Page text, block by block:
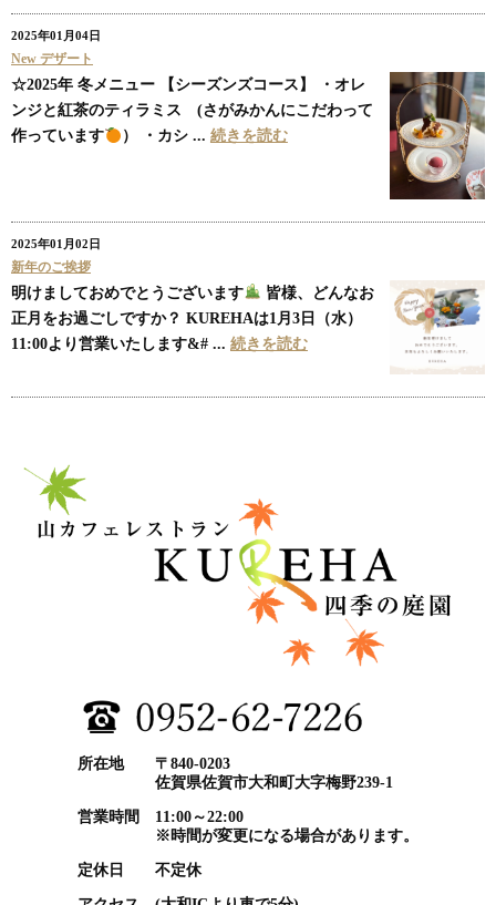
2025年01月04日
New デザート
☆2025年 冬メニュー 【シーズンズコース】 ・オレ
ンジと紅茶のティラミス (さがみかんにこだわって
作っています
） ・カシ ... 続きを読む
2025年01月02日
新年のご挨拶
明けましておめでとうございます
皆様、どんなお
正月をお過ごしですか？ KUREHAは1月3日（水）
11:00より営業いたします&# ... 続きを読む
所在地
〒840-0203
佐賀県佐賀市大和町大字梅野239-1
営業時間
11:00～22:00
※時間が変更になる場合があります。
定休日 不定休